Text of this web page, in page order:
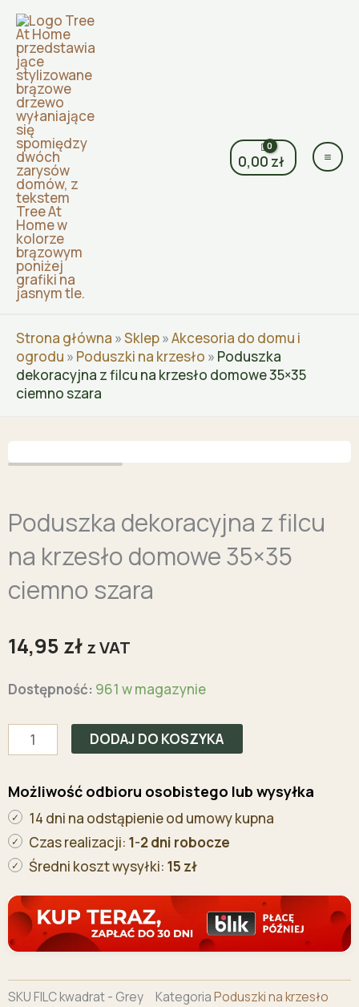
Przejdź
do
treści
0,00 zł
Strona główna »Sklep»Akcesoria do domu i
ogrodu » Poduszki na krzesło » Poduszka
dekoracyjna z filcu na krzesło domowe 35×35
ciemno szara
Poduszka dekoracyjna z filcu
na krzesło domowe 35×35
ciemno szara
14,95 zł z VAT
Dostępność: 961 w magazynie
ilość
dekoracyjna
z
na
krzesło
domowe
35x35
szara
DODAJ DO KOSZYKA
Możliwość odbioru osobistego lub wysyłka
14 dni na odstąpienie od umowy kupna
Czas realizacji: 1-2 dni robocze
Średni koszt wysyłki: 15 zł
SKU FILC kwadrat - Grey KategoriaPoduszki na krzesło